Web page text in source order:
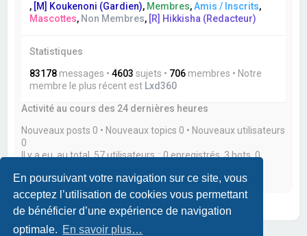
En poursuivant votre navigation sur ce site, vous
acceptez l’utilisation de cookies vous permettant
de bénéficier d’une expérience de navigation
optimale. En savoir plus…
, [M] Koukenoni (Gardien), Membres,Amis / Inscrits,
Mascottes, Non Membres, [R] Hikkisha (Redacteur)
Statistiques
83178 messages •4603 sujets • 706 membres • Notre
membre le plus récent est Lxd360
Activité au cours des 24 dernières heures
Nouveaux posts 0 • Nouveaux topics 0 • Nouveaux utilisateurs
0
Il y a eu, au total, 57 utilisateurs :: 0 enregistrés, 3 bots, 0
dernières heures